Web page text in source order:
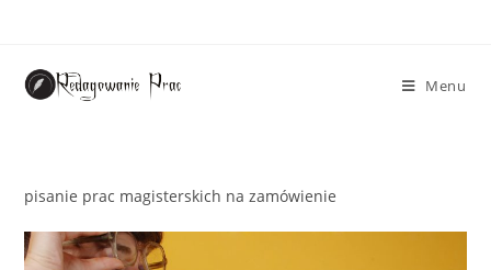
Menu
pisanie prac magisterskich na zamówienie